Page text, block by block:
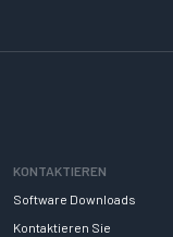
KONTAKTIEREN
Software Downloads
Kontaktieren Sie